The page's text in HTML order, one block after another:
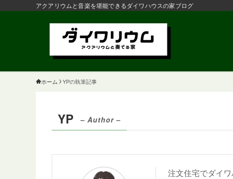
アクアリウムと音楽を堪能できるダイワハウスの家ブログ
ホーム YPの執筆記事
YP – Author –
注文住宅でダイ